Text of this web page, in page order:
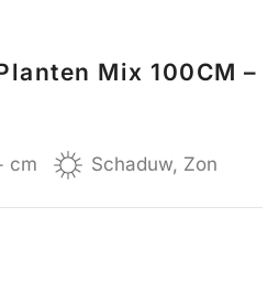
Mix 100CM –
cm Schaduw, Zon